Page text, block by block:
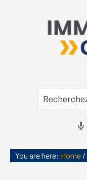
Québec
ProRecherchez
ce
You are here: Home /